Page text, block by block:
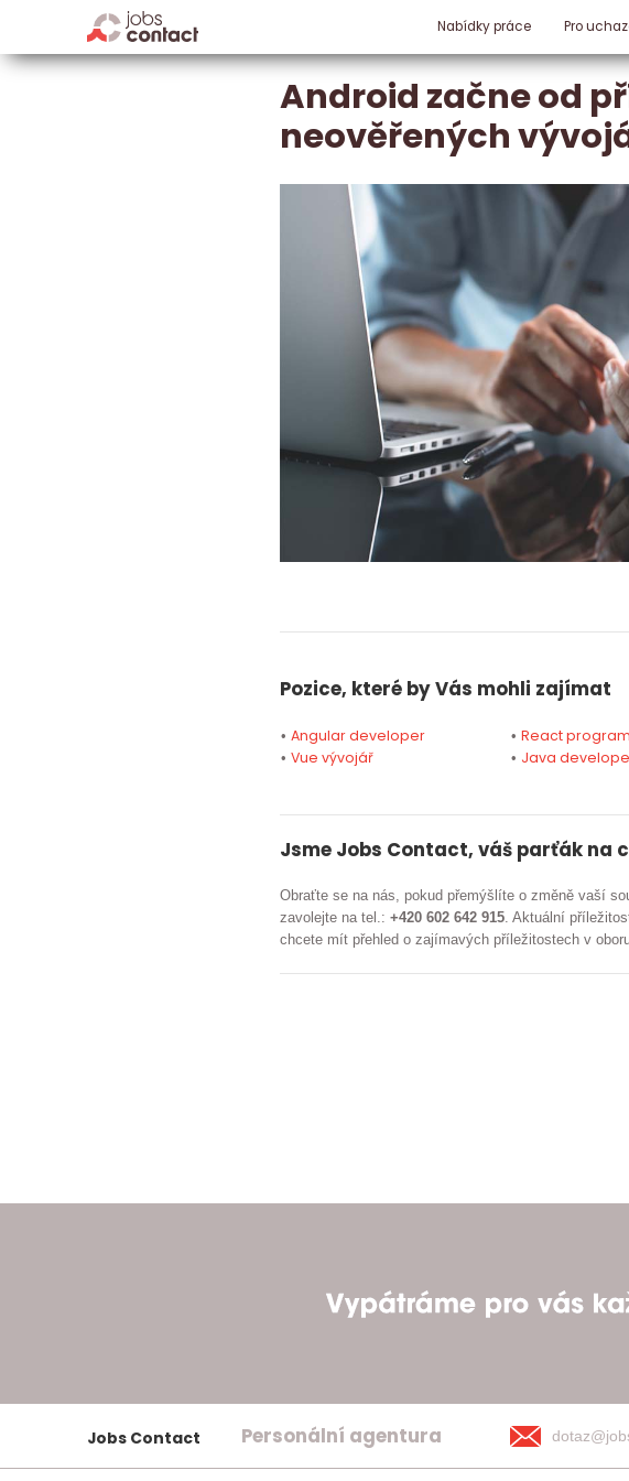
Nabídky práce Pro
Android začne od
neověřených
Pozice, které by Vás mohli zajímat
•Angular developer
•Vue vývojář
•React
• Java
Jsme Jobs Contact, váš parťák na
Obraťte se na nás, pokud přemýšlíte o změně vaší
zavolejte na tel.:+420 602 642 915. Aktuální
chcete mít přehled o zajímavých příležitostech v
Jobs Contact Personální agentura